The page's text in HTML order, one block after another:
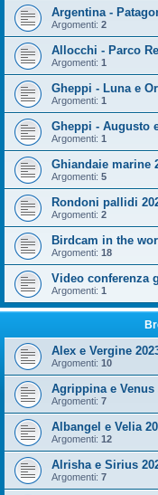
Argentina -
Argomenti: 2
Allocchi - Parco
Argomenti: 1
Gheppi - Luna e
Argomenti: 1
Gheppi - Augusto
Argomenti: 1
Ghiandaie marine
Argomenti: 5
Rondoni pallidi
Argomenti: 2
Birdcam in the
Argomenti: 18
Video conferenza
Argomenti: 1
Alex e Vergine
Argomenti: 10
Agrippina e Venus
Argomenti: 7
Albangel e Velia
Argomenti: 12
Alrisha e Sirius
Argomenti: 7